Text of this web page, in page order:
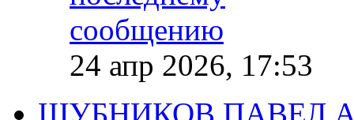
24 апр 2026, 17:53